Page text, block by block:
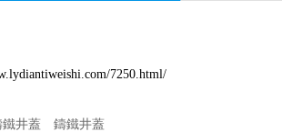
7250.html/
鐵井蓋 鑄鐵井蓋